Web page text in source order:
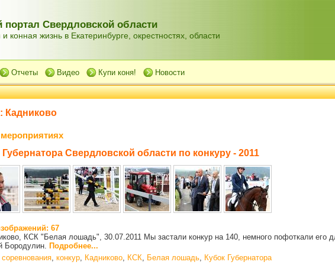
портал Свердловской области
конная жизнь в Екатеринбурге, окрестностях, области
Отчеты Видео Купи коня! Новости
Кадниково
Губернатора Свердловской области по конкуру - 2011
67
КСК "Белая лошадь", 30.07.2011 Мы застали конкур на 140, немного пофоткали его
Бородулин. Подробнее...
соревнования, конкур, Кадниково, КСК, Белая лошадь, Кубок Губернатора